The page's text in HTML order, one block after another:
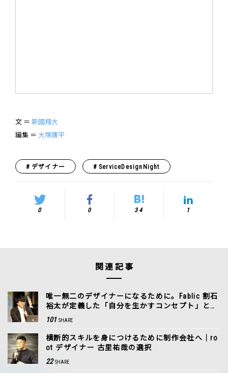
文 ＝ 新國翔大
編集 ＝ 大塚康平
デザイナー ServiceDesignNight
0 0 34 1
関連記事
唯一無二のデザイナーになるために。Fablic 割石
裕太が定義した「自分を生かすコンセプト」と
は？
101 SHARE
横断的スキルを身につけるために制作会社へ｜ro
ot デザイナー 古里祐哉の選択
22 SHARE